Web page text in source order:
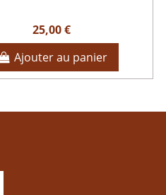
25,00 €
Ajouter au panier